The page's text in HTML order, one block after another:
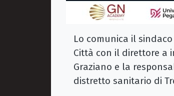
Lo comunica il
Città con il direttore a
Graziano e la
distretto sanitario di